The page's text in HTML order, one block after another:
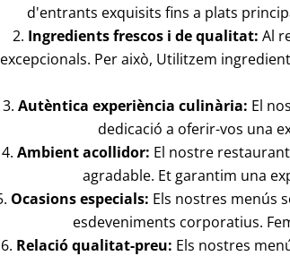
d'entrants exquisits fins a plats
Ingredients frescos i de qualitat: Al
excepcionals. Per això, Utilitzem
Autèntica experiència culinària: El
dedicació a oferir-vos una
Ambient acollidor: El nostre
agradable. Et garantim una
Ocasions especials: Els nostres menús
esdeveniments corporatius.
Relació qualitat-preu: Els nostres